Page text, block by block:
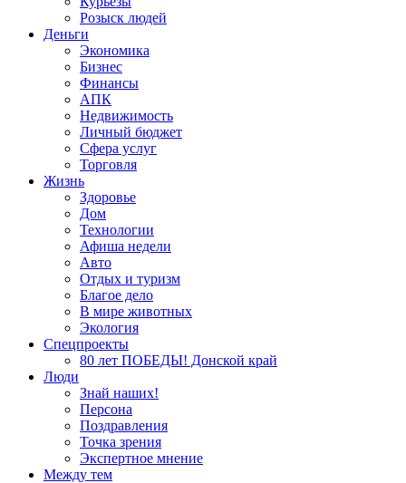
Розыск людей
Деньги
Экономика
Бизнес
Финансы
АПК
Недвижимость
Личный бюджет
Сфера услуг
Торговля
Жизнь
Здоровье
Дом
Технологии
Афиша недели
Авто
Отдых и туризм
Благое дело
В мире животных
Экология
Спецпроекты
80 лет ПОБЕДЫ! Донской край
Люди
Знай наших!
Персона
Поздравления
Точка зрения
Экспертное мнение
Между тем